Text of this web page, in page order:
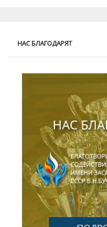
НАС БЛАГОДАРЯТ